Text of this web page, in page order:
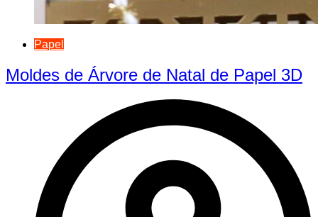
Papel
Moldes de Árvore de Natal de Papel 3D